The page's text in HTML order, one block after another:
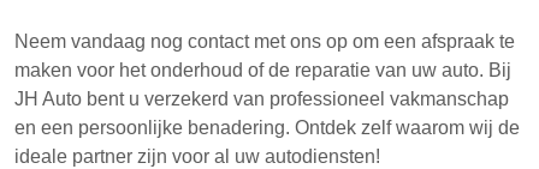
Neem vandaag nog contact met ons op om een afspraak te
maken voor het onderhoud of de reparatie van uw auto. Bij
JH Auto bent u verzekerd van professioneel vakmanschap
en een persoonlijke benadering. Ontdek zelf waarom wij de
ideale partner zijn voor al uw autodiensten!